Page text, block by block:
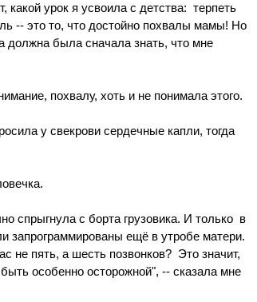
какой урок я усвоила с детства:  терпеть
-- это то, что достойно похвалы мамы! Но
должна была сначала знать, что мне
похвалу, хоть и не понимала этого.
у свекрови сердечные капли, тогда
спрыгнула с борта грузовика. И только  в
запрограммированы ещё в утробе матери.
не пять, а шесть позвонков?  Это значит,
особенно осторожной", -- сказала мне